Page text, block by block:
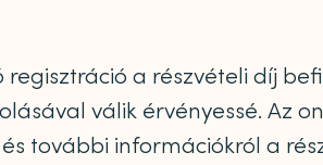
regisztráció a részvételi díj
válik érvényessé. Az
további információkról a